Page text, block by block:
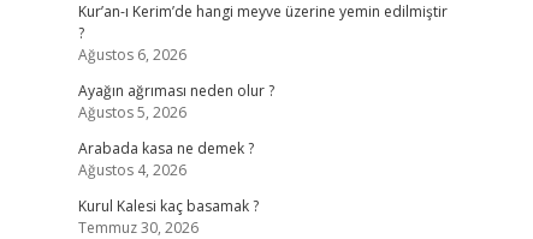
Kur’an-ı Kerim’de hangi meyve üzerine yemin edilmiştir
?
Ağustos 6, 2026
Ayağın ağrıması neden olur ?
Ağustos 5, 2026
Arabada kasa ne demek ?
Ağustos 4, 2026
Kurul Kalesi kaç basamak ?
Temmuz 30, 2026